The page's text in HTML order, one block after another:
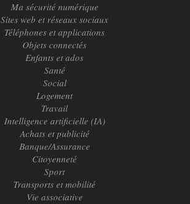
Ma sécurité numérique
Sites web et réseaux sociaux
Téléphones et applications
Objets connectés
Enfants et ados
Santé
Social
Logement
Travail
Intelligence artificielle (IA)
Achats et publicité
Banque/Assurance
Citoyenneté
Sport
Transports et mobilité
Vie associative